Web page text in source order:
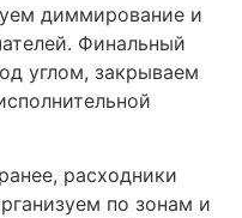
диммирование и
Финальный
углом, закрываем
расходники
по зонам и